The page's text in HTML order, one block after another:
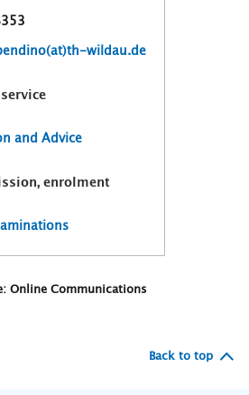
wildau.de
and Advice
enrolment
Online Communications
Back to top